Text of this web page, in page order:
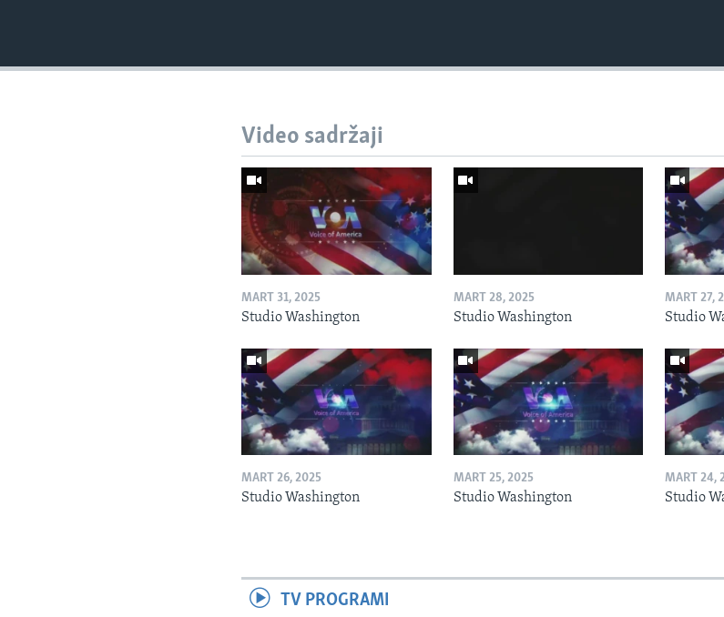
Video sadržaji
MART 31, 2025
Studio Washington
MART 28, 2025
Studio Washington
MART 27,
Studio
MART 26, 2025
Studio Washington
MART 25, 2025
Studio Washington
MART 24,
Studio
TV PROGRAMI